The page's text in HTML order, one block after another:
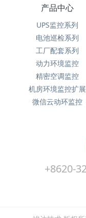
产品中心
UPS监控系列
电池巡检系列
工厂配套系列
动力环境监控
精密空调监控
机房环境监控扩展
微信云动环监控
+8620-